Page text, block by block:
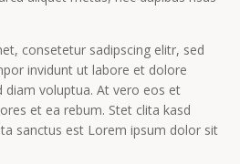
consetetur sadipscing elitr, sed
invidunt ut labore et dolore
diam voluptua. At vero eos et
et ea rebum. Stet clita kasd
sanctus est Lorem ipsum dolor sit